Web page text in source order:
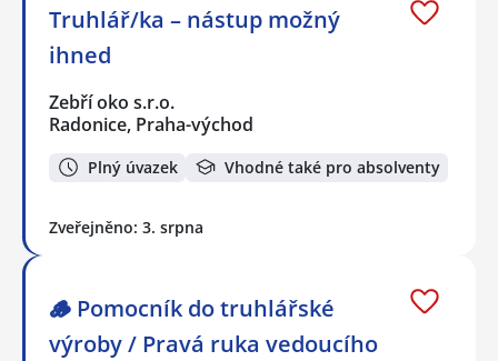
Truhlář/ka – nástup možný
ihned
Zebří oko s.r.o.
Radonice, Praha-východ
Plný úvazek Vhodné také pro absolventy
Zveřejněno: 3. srpna
🪵 Pomocník do truhlářské
výroby / Pravá ruka vedoucího